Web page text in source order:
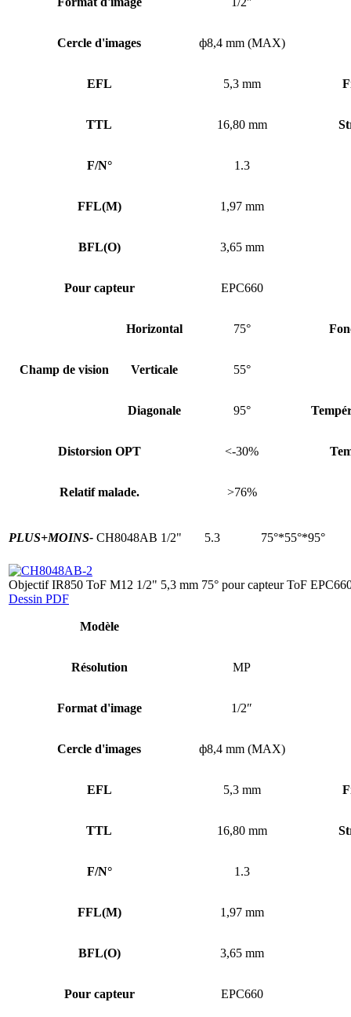
Cercle d'images ф8,4 mm (MAX)
EFL 5,3 mm
TTL 16,80 mm
F/N° 1.3
FFL(M) 1,97 mm
BFL(O) 3,65 mm
Pour capteur EPC660
Champ de vision
Horizontal 75°
Verticale 55°
Diagonale 95°
Distorsion OPT <-30%
Relatif malade. >76%
PLUS+MOINS- CH8048AB 1/2" 5.3 75°*55°*95°
Objectif IR850 ToF M12 1/2" 5,3 mm 75° pour capteur ToF
Dessin PDF
Modèle
Résolution MP
Format d'image 1/2″
Cercle d'images ф8,4 mm (MAX)
EFL 5,3 mm
TTL 16,80 mm
F/N° 1.3
FFL(M) 1,97 mm
BFL(O) 3,65 mm
Pour capteur EPC660